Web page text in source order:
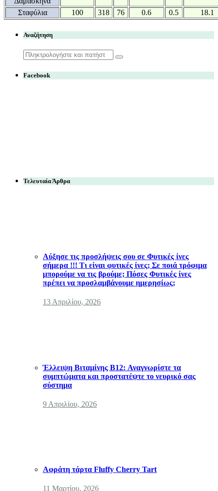
Σταφύλια
100 318 76 0.6 0.5 18.1
Αναζήτηση
Search
for:
Facebook
Τελευταία Άρθρα
Αύξησε τις προσλήψεις σου σε Φυτικές ίνες
σήμερα !!! Τι είναι φυτικές ίνες; Σε ποιά τρόφιμα
μπορούμε να τις βρούμε; Πόσες Φυτικές ίνες
πρέπει να προσλαμβάνουμε ημερησίως;
13 Απριλίου, 2026
Έλλειψη Βιταμίνης B12: Αναγνωρίστε τα
συμπτώματα και προστατέψτε το νευρικό σας
σύστημα
9 Απριλίου, 2026
Αφράτη τάρτα Fluffy Cherry Tart
11 Μαρτίου, 2026